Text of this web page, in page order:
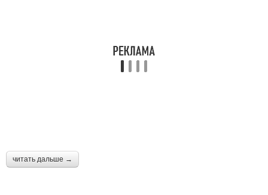
читать дальше →